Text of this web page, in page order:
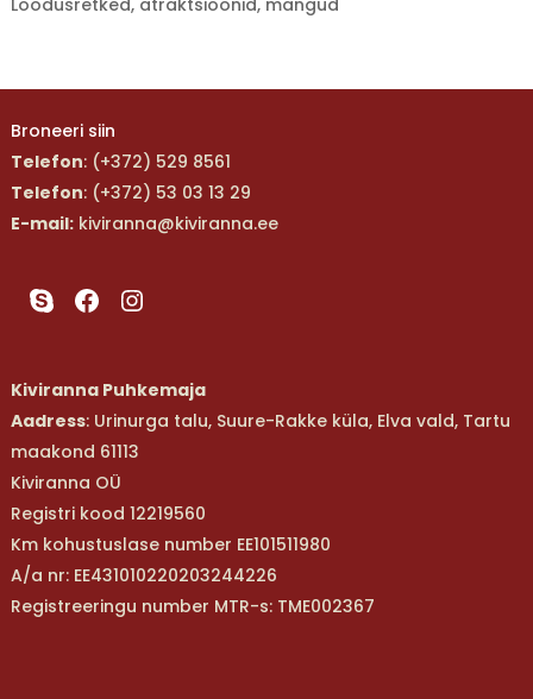
Loodusretked, atraktsioonid, mängud
Broneeri siin
Telefon: (+372) 529 8561
Telefon: (+372) 53 03 13 29
E-mail:kiviranna@kiviranna.ee
SkypeFacebook
Instagram
Kiviranna Puhkemaja
Aadress: Urinurga talu, Suure-Rakke küla, Elva vald, Tartu
maakond 61113
Kiviranna OÜ
Registri kood 12219560
Km kohustuslase number EE101511980
A/a nr: EE431010220203244226
Registreeringu number MTR-s: TME002367